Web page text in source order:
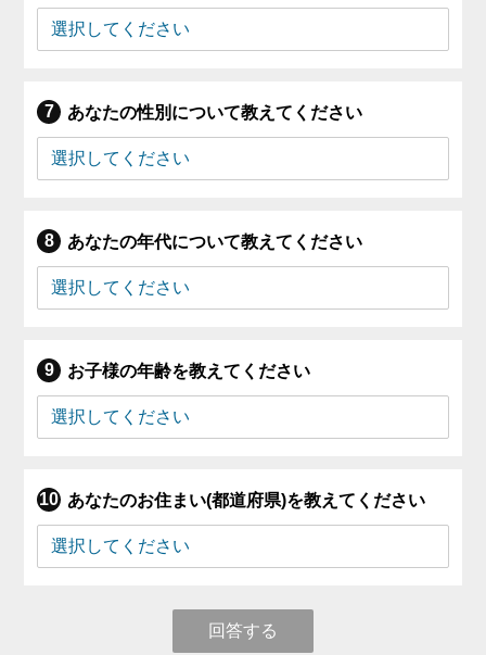
あなたの性別について教えてください
あなたの年代について教えてください
お子様の年齢を教えてください
あなたのお住まい(都道府県)を教えてください
回答する